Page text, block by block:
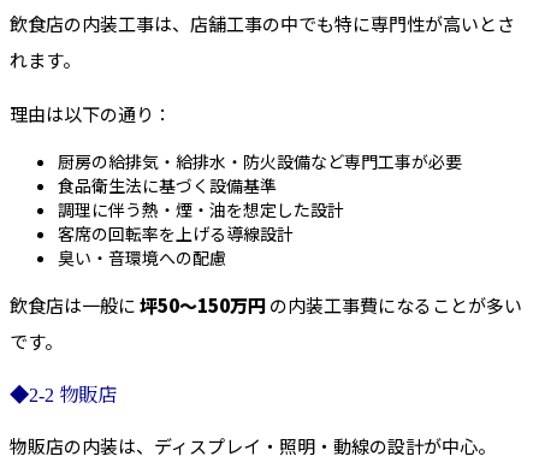
飲食店の内装工事は、店舗工事の中でも特に専門性が高いとさ
れます。
理由は以下の通り：
厨房の給排気・給排水・防火設備など専門工事が必要
食品衛生法に基づく設備基準
調理に伴う熱・煙・油を想定した設計
客席の回転率を上げる導線設計
臭い・音環境への配慮
飲⾷店は一般に坪50〜150万円の内装工事費になることが多い
です。
◆2-2 物販店
物販店の内装は、ディスプレイ・照明・動線の設計が中心。